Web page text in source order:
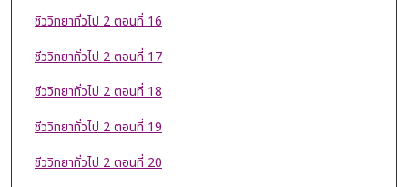
ชีววิทยาทั่วไป 2 ตอนที่ 16
ชีววิทยาทั่วไป 2 ตอนที่ 17
ชีววิทยาทั่วไป 2 ตอนที่ 18
ชีววิทยาทั่วไป 2 ตอนที่ 19
ชีววิทยาทั่วไป 2 ตอนที่ 20